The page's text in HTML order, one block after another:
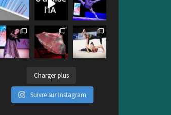
Charger plus
Suivre sur Instagram